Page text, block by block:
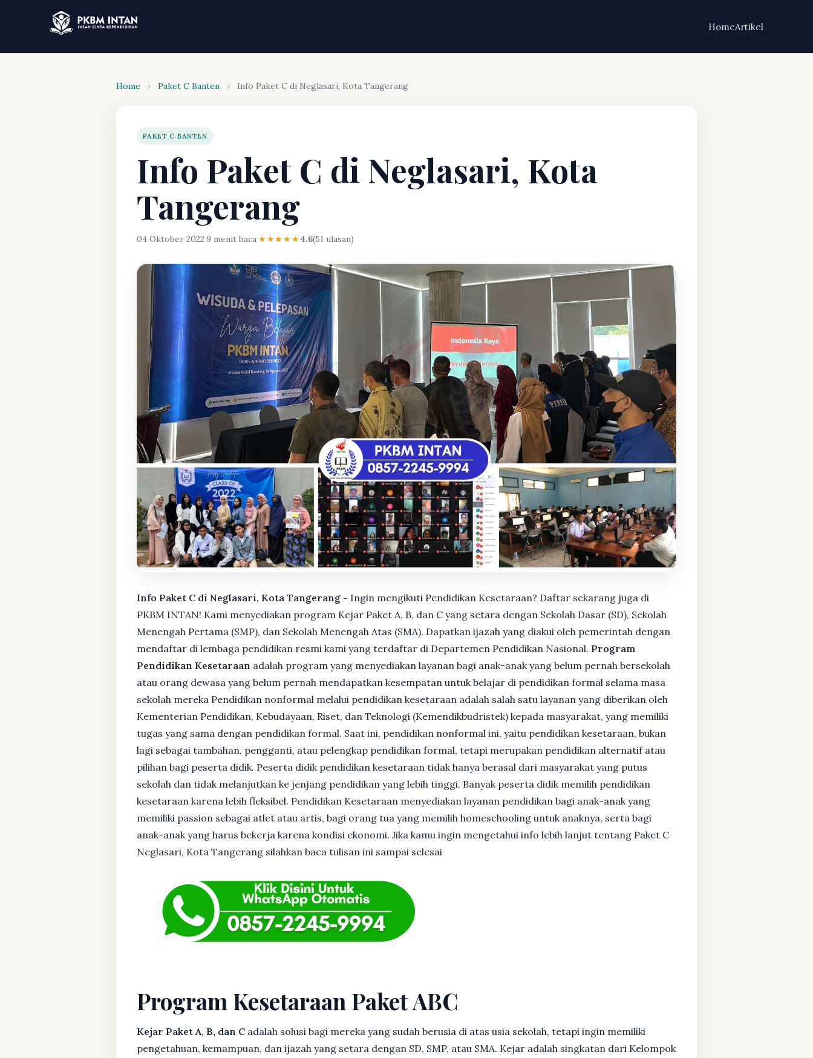
HomeArtikel
Home › Paket C Banten › Info Paket C di Neglasari, Kota Tangerang
PAKET C BANTEN
Info Paket C di Neglasari, Kota
Tangerang
04 Oktober 2022·9 menit baca·★★★★★4.6(51 ulasan)
Info Paket C di Neglasari, Kota Tangerang - Ingin mengikuti Pendidikan Kesetaraan? Daftar sekarang juga di
PKBM INTAN! Kami menyediakan program Kejar Paket A, B, dan C yang setara dengan Sekolah Dasar (SD), Sekolah
Menengah Pertama (SMP), dan Sekolah Menengah Atas (SMA). Dapatkan ijazah yang diakui oleh pemerintah dengan
mendaftar di lembaga pendidikan resmi kami yang terdaftar di Departemen Pendidikan Nasional. Program
Pendidikan Kesetaraan adalah program yang menyediakan layanan bagi anak-anak yang belum pernah bersekolah
atau orang dewasa yang belum pernah mendapatkan kesempatan untuk belajar di pendidikan formal selama masa
sekolah mereka Pendidikan nonformal melalui pendidikan kesetaraan adalah salah satu layanan yang diberikan oleh
Kementerian Pendidikan, Kebudayaan, Riset, dan Teknologi (Kemendikbudristek) kepada masyarakat, yang memiliki
tugas yang sama dengan pendidikan formal. Saat ini, pendidikan nonformal ini, yaitu pendidikan kesetaraan, bukan
lagi sebagai tambahan, pengganti, atau pelengkap pendidikan formal, tetapi merupakan pendidikan alternatif atau
pilihan bagi peserta didik. Peserta didik pendidikan kesetaraan tidak hanya berasal dari masyarakat yang putus
sekolah dan tidak melanjutkan ke jenjang pendidikan yang lebih tinggi. Banyak peserta didik memilih pendidikan
kesetaraan karena lebih fleksibel. Pendidikan Kesetaraan menyediakan layanan pendidikan bagi anak-anak yang
memiliki passion sebagai atlet atau artis, bagi orang tua yang memilih homeschooling untuk anaknya, serta bagi
anak-anak yang harus bekerja karena kondisi ekonomi. Jika kamu ingin mengetahui info lebih lanjut tentang Paket C
Neglasari, Kota Tangerang silahkan baca tulisan ini sampai selesai
Program Kesetaraan Paket ABC
Kejar Paket A, B, dan C adalah solusi bagi mereka yang sudah berusia di atas usia sekolah, tetapi ingin memiliki
pengetahuan, kemampuan, dan ijazah yang setara dengan SD, SMP, atau SMA. Kejar adalah singkatan dari Kelompok